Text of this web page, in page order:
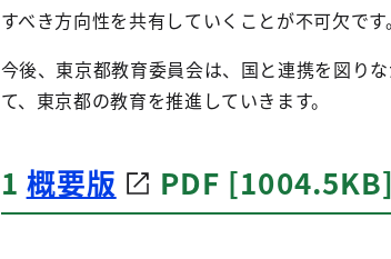
すべき方向性を共有していくことが不可欠です。
今後、東京都教育委員会は、国と連携を図り
て、東京都の教育を推進していきます。
1 概要版 PDF [1004.5KB]